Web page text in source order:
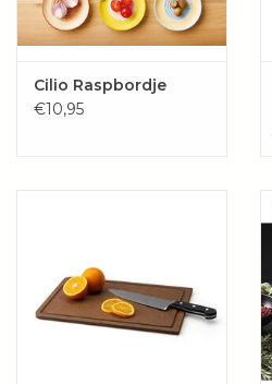
Cilio Raspbordje
€10,95